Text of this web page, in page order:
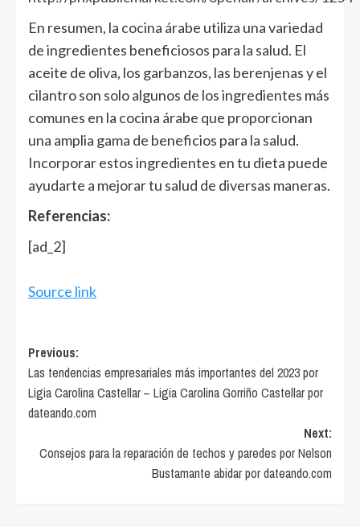
En resumen, la cocina árabe utiliza una variedad
de ingredientes beneficiosos para la salud. El
aceite de oliva, los garbanzos, las berenjenas y el
cilantro son solo algunos de los ingredientes más
comunes en la cocina árabe que proporcionan
una amplia gama de beneficios para la salud.
Incorporar estos ingredientes en tu dieta puede
ayudarte a mejorar tu salud de diversas maneras.
Referencias:
[ad_2]
Source link
Post
navigation
Previous:
Las tendencias empresariales más importantes del 2023 por
Ligia Carolina Castellar – Ligia Carolina Gorriño Castellar por
dateando.com
Next:
Consejos para la reparación de techos y paredes por Nelson
Bustamante abidar por dateando.com